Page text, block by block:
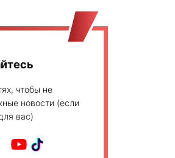
чтобы не
новости (если
вас)